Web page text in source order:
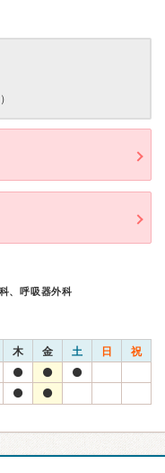
、呼吸器外科
木 金 土 日 祝